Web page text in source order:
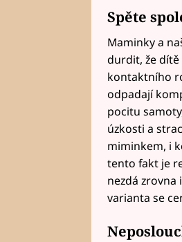
Spěte
Maminky a
durdit, že
kontaktního
odpadají
pocitu
úzkosti a
miminkem, i
tento fakt je
nezdá
varianta se